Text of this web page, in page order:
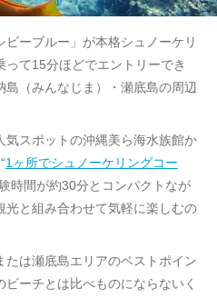
ーブルー」が本格シュノーケリ
て15分ほどでエントリーでき
島（みんなじま）・瀬底島の周辺
スポットの沖縄美ら海水族館か
1ヶ所でシュノーケリングコー
時間が約30分とコンパクトなが
光と組み合わせて気軽に楽しむの
は瀬底島エリアのベストポイン
ビーチとは比べものにならないく